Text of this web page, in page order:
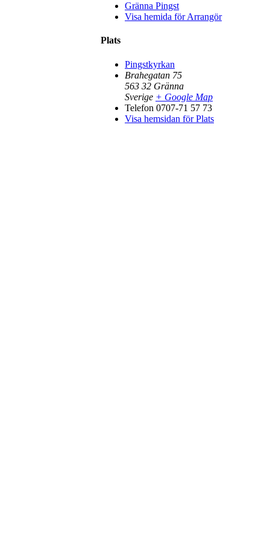
Gränna Pingst
Visa hemida för Arrangör
Plats
Pingstkyrkan
Brahegatan 75
563 32 Gränna
Sverige + Google Map
Telefon 0707-71 57 73
Visa hemsidan för Plats